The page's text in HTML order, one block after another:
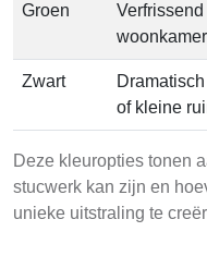
Groen
Zwart
of kleine
Deze kleuropties tonen
stucwerk kan zijn en
unieke uitstraling te